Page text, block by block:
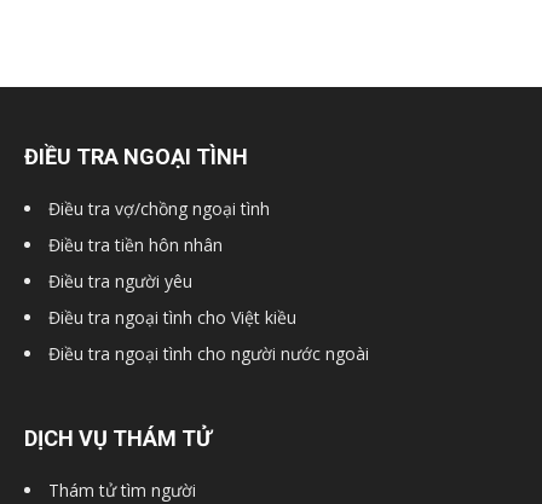
phòng
ĐIỀU TRA NGOẠI TÌNH
Điều tra vợ/chồng ngoại tình
Điều tra tiền hôn nhân
Điều tra người yêu
Điều tra ngoại tình cho Việt kiều
Điều tra ngoại tình cho người nước ngoài
DỊCH VỤ THÁM TỬ
Thám tử tìm người